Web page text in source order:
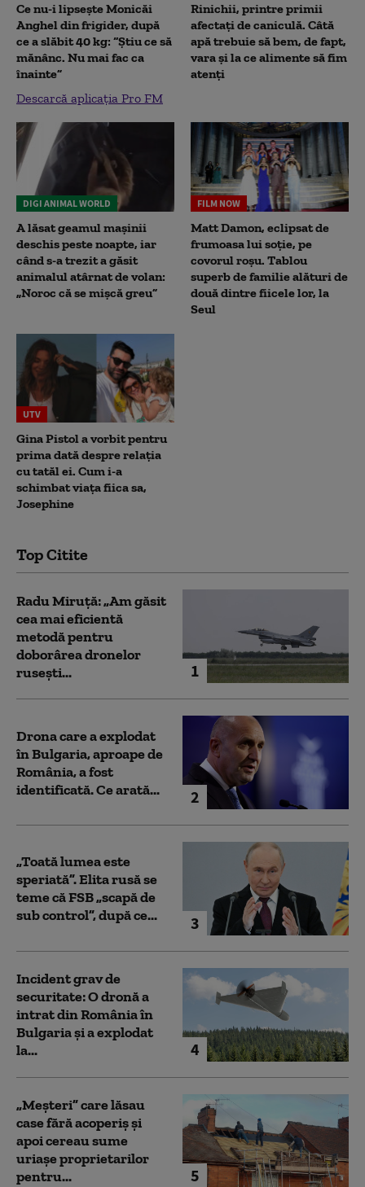
Ce nu-i lipsește Monicăi
Anghel din frigider, după
ce a slăbit 40 kg: “Știu ce să
mănânc. Nu mai fac ca
înainte”
Descarcă aplicația Pro FM
Rinichii, printre primii
afectați de caniculă. Câtă
apă trebuie să bem, de fapt,
vara și la ce alimente să fim
atenți
DIGI ANIMAL WORLD
A lăsat geamul mașinii
deschis peste noapte, iar
când s-a trezit a găsit
animalul atârnat de volan:
„Noroc că se mișcă greu”
FILM NOW
Matt Damon, eclipsat de
frumoasa lui soție, pe
covorul roșu. Tablou
superb de familie alături de
două dintre fiicele lor, la
Seul
UTV
Gina Pistol a vorbit pentru
prima dată despre relația
cu tatăl ei. Cum i-a
schimbat viața fiica sa,
Josephine
Top Citite
1
Radu Miruță: „Am găsit
cea mai eficientă
metodă pentru
doborârea dronelor
rusești...
2
Drona care a explodat
în Bulgaria, aproape de
România, a fost
identificată. Ce arată...
3
„Toată lumea este
speriată”. Elita rusă se
teme că FSB „scapă de
sub control”, după ce...
4
Incident grav de
securitate: O dronă a
intrat din România în
Bulgaria şi a explodat
la...
5
„Meșteri” care lăsau
case fără acoperiș și
apoi cereau sume
uriașe proprietarilor
pentru...